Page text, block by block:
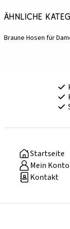
Ähnliche
Braune Hosen für
Startseite
Mein Konto
Kontakt